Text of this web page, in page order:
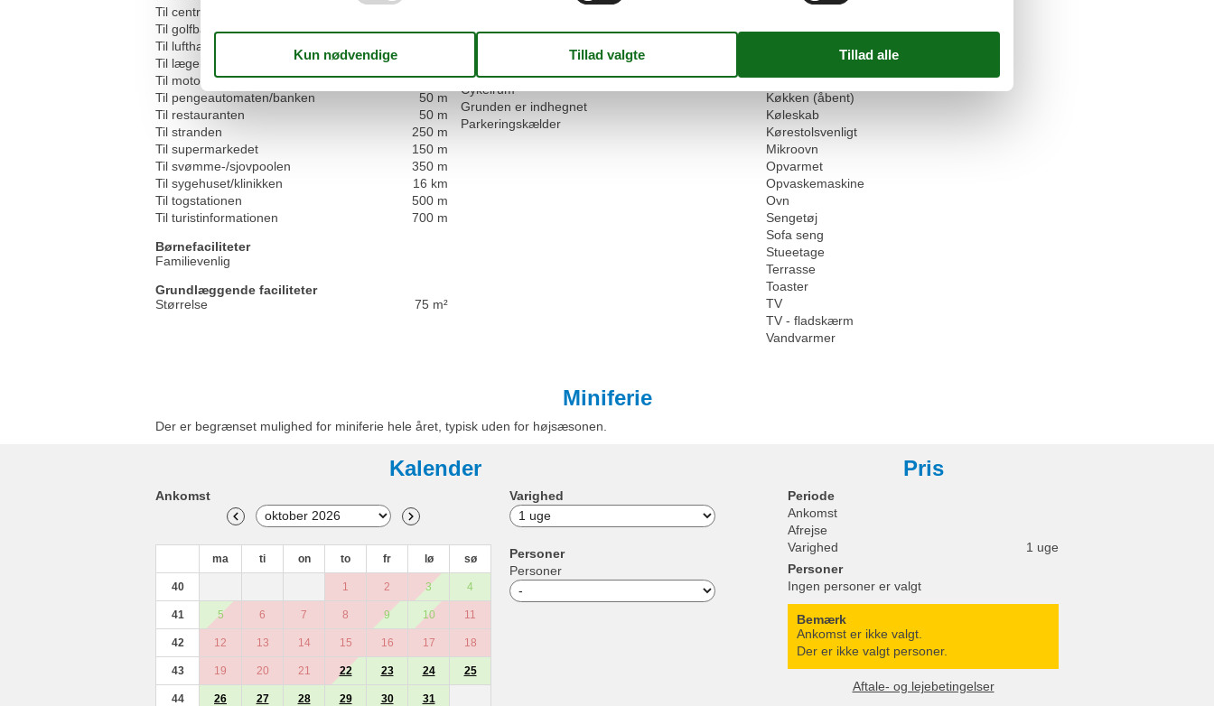
Til centrum
Til golfbanen
6 km
Til lufthavnen
Til lægen
Til motorvejen
40 km
Til pengeautomaten/banken
50 m
Til restauranten
50 m
Til stranden
250 m
Til supermarkedet
150 m
Til svømme-/sjovpoolen
350 m
Til sygehuset/klinikken
16 km
Til togstationen
500 m
Til turistinformationen
700 m
Børnefaciliteter
Familievenlig
Grundlæggende faciliteter
Størrelse
75 m²
Sauna
Omgivende faciliteter
Cykelrum
Grunden er indhegnet
Parkeringskælder
Handicapvenlig
Internet - WiFi
Kaffemaskine
Køkken (åbent)
Køleskab
Kørestolsvenligt
Mikroovn
Opvarmet
Opvaskemaskine
Ovn
Sengetøj
Sofa seng
Stueetage
Terrasse
Toaster
TV
TV - fladskærm
Vandvarmer
Miniferie
Der er begrænset mulighed for miniferie hele året, typisk uden for højsæsonen.
Kalender
Ankomst
ma ti on to fr lø sø
40 1 2 3 4
41 5 6 7 8 9 10 11
42 12 13 14 15 16 17 18
43 19 20 21 22 23 24 25
44 26 27 28 29 30 31
Varighed
Personer
Personer
Pris
Periode
Ankomst
Afrejse
Varighed
1 uge
Personer
Ingen personer er valgt
Bemærk
Ankomst er ikke valgt.
Der er ikke valgt personer.
Aftale- og lejebetingelser